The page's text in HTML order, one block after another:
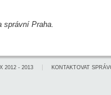
Praha.
2012 - 2013 KONTAKTOVAT